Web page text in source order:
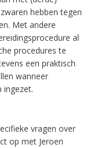
hebben tegen
Met andere
al
procedures te
een praktisch
wanneer
ingezet.
vragen over
op met Jeroen